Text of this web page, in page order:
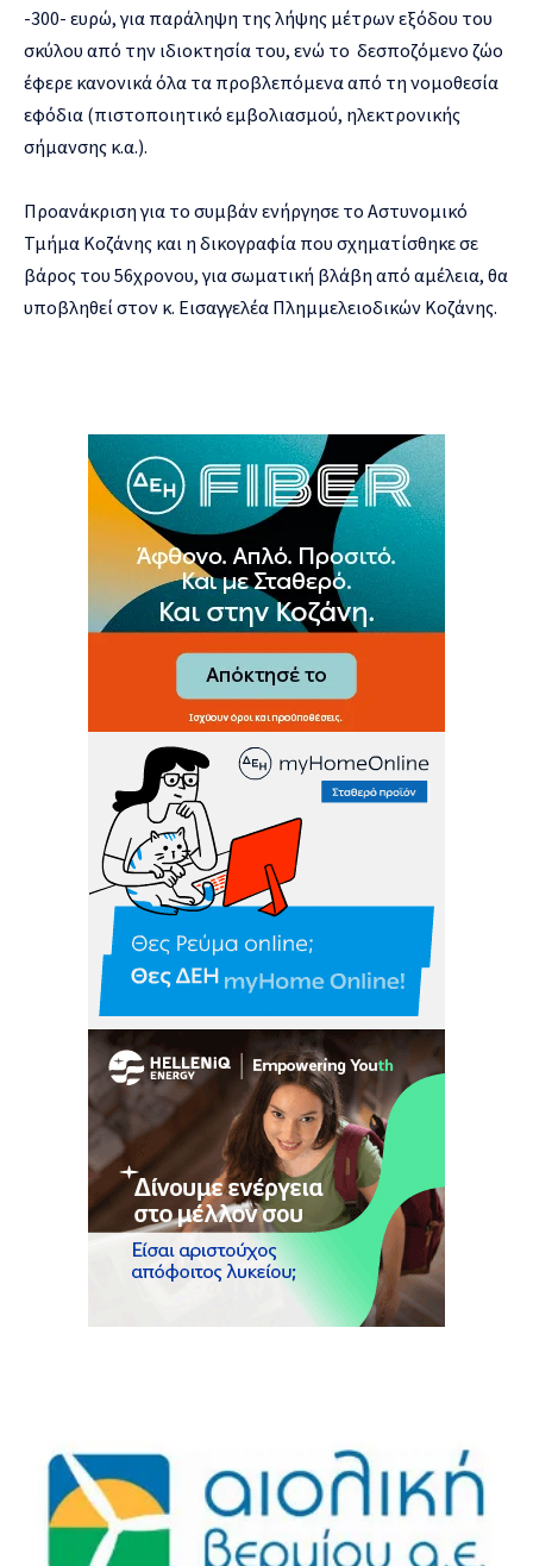
-300- ευρώ, για παράληψη της λήψης μέτρων εξόδου του
σκύλου από την ιδιοκτησία του, ενώ το δεσποζόμενο ζώο
έφερε κανονικά όλα τα προβλεπόμενα από τη νομοθεσία
εφόδια (πιστοποιητικό εμβολιασμού, ηλεκτρονικής
σήμανσης κ.α.).
Προανάκριση για το συμβάν ενήργησε το Αστυνομικό
Τμήμα Κοζάνης και η δικογραφία που σχηματίσθηκε σε
βάρος του 56χρονου, για σωματική βλάβη από αμέλεια, θα
υποβληθεί στον κ. Εισαγγελέα Πλημμελειοδικών Κοζάνης.